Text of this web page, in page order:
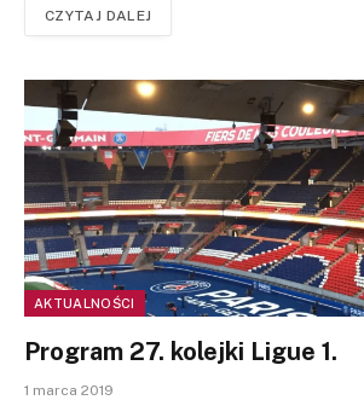
CZYTAJ DALEJ
AKTUALNOŚCI
Program 27. kolejki Ligue 1.
1 marca 2019